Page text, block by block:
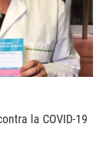
la COVID-19